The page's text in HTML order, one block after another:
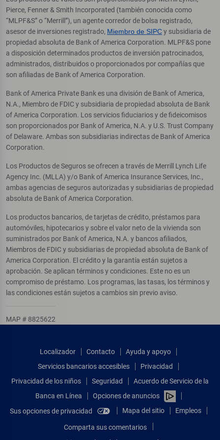
Pierce, Fenner & Smith Incorporated (también conocida como
“MLPF&S” o “Merrill”), un agente corredor de bolsa registrado,
asesor de inversiones registrado, Miembro de SIPCy subsidiaria de
propiedad absoluta de Bank of America Corporation. MLPF&S pone
a disposición determinados productos de inversión patrocinados,
administrados, distribuidos o proporcionados por compañías que
son afiliadas de Bank of America Corporation.
Bank of America Private Bank es una división de Bank of America,
N.A., Miembro de FDIC y subsidiaria de propiedad absoluta de Bank
of America Corporation. Los servicios fiduciarios y de fideicomisos
son proporcionados por Bank of America, N.A. y U.S. Trust Company
of Delaware. Ambas son subsidiarias indirectas de Bank of America
Corporation.
Los Productos de Seguros se ofrecen a través de Merrill Lynch Life
Agency Inc. (MLLA) y/o Bank of America Insurance Services, Inc.,
ambas agencias de seguros autorizadas y subsidiarias de propiedad
absoluta de Bank of America Corporation.
Los productos bancarios, de tarjetas de crédito, préstamos para
automóviles, hipotecarios y sobre el valor neto de la vivienda son
suministrados por Bank of America, N.A. y bancos afiliados,
Miembros de FDIC y subsidiarias de propiedad absoluta de Bank of
America Corporation. El crédito y la garantía están sujetos a
aprobación. Se aplican términos y condiciones. Este no es un
compromiso de préstamo. Los programas, las tasas, los términos y
las condiciones están sujetos a cambios sin previo aviso.
MAP # 8825622
Localizador Contacto
Ayuda y apoyo
Servicios bancarios accesibles
Privacidad
Privacidad de los niños
Seguridad
Acuerdo de Servicio de la
Banca en Línea
Opciones de anuncios
Sus opciones de privacidad
Mapa del sitio Empleos
Comparta sus comentarios